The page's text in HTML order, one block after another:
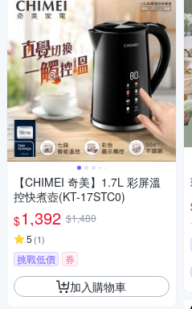
【CHIMEI 奇美】1.7L 彩屏溫
控快煮壺(KT-17STC0)
$1,392 $1,480
5 (1)
挑戰低價 券
加入購物車